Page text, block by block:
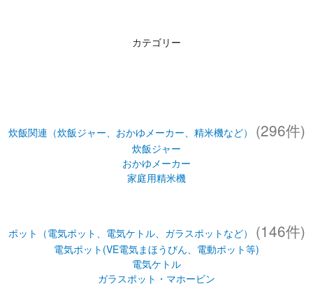
カテゴリー
炊飯関連（炊飯ジャー、おかゆメーカー、精米機など） (296件)
炊飯ジャー
おかゆメーカー
家庭用精米機
ポット（電気ポット、電気ケトル、ガラスポットなど） (146件)
電気ポット(VE電気まほうびん、電動ポット等)
電気ケトル
ガラスポット・マホービン